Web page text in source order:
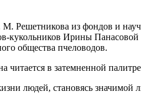
Решетникова из фондов и
кукольников Ирины
общества пчеловодов.
в затемненной
людей, становясь значимой